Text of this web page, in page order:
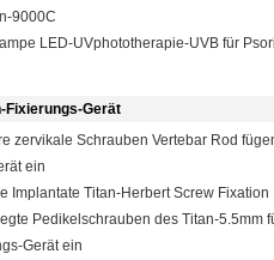
9000C
LED-UVphototherapie-UVB für
Fixierungs-Gerät
zervikale Schrauben Vertebar Rod
ein
Implantate Titan-Herbert Screw Fixation
Pedikelschrauben des Titan-5.5mm
Gerät ein